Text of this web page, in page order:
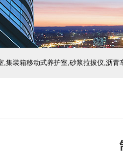
,集装箱移动式养护室,砂浆拉拔仪,沥